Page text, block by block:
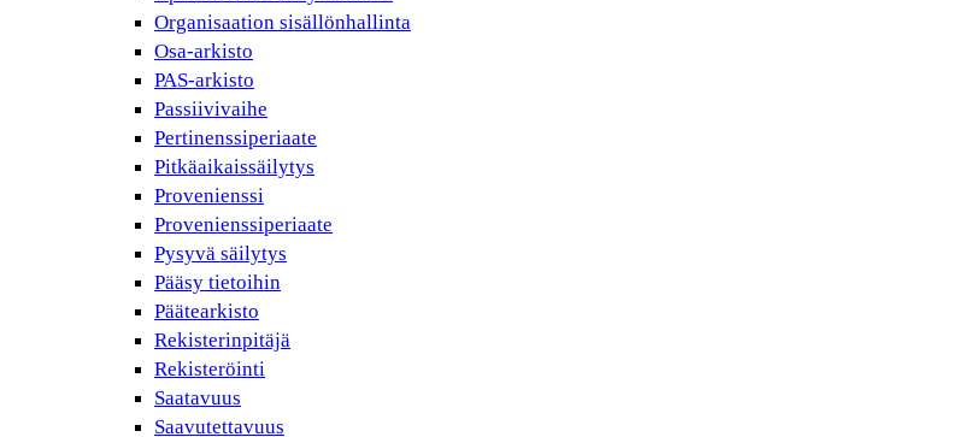
Organisaation sisällönhallinta
Osa-arkisto
PAS-arkisto
Passiivivaihe
Pertinenssiperiaate
Pitkäaikaissäilytys
Provenienssi
Provenienssiperiaate
Pysyvä säilytys
Pääsy tietoihin
Päätearkisto
Rekisterinpitäjä
Rekisteröinti
Saatavuus
Saavutettavuus